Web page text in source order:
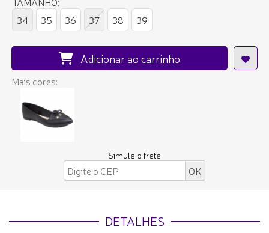
34
35 36 37 38 39
Adicionar ao carrinho
Mais cores:
Simule o frete
DETALHES